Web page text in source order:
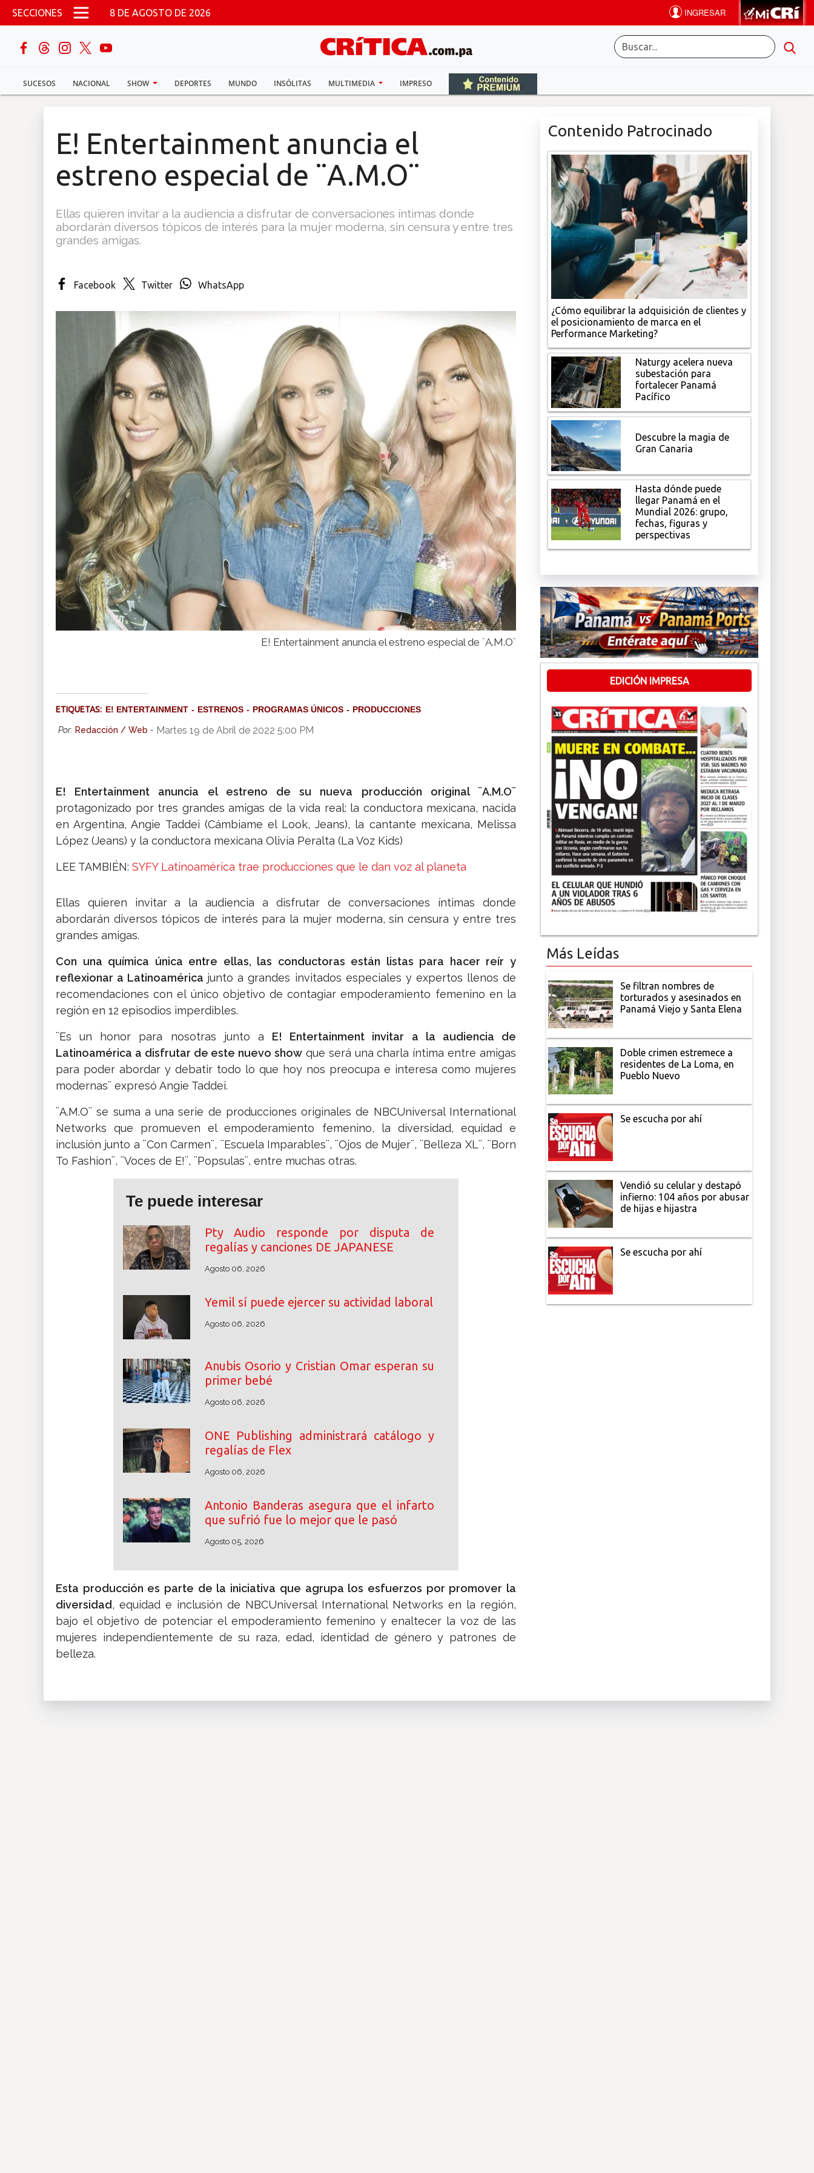
Pasar al contenido principal
SECCIONES 8 DE AGOSTO DE 2026
SUCESOS NACIONAL SHOW DEPORTES MUNDO INSÓLITAS MULTIMEDIA IMPRESO
buscar
Sucesos
E! Entertainment anuncia el
estreno especial de ¨A.M.O¨
Ellas quieren invitar a la audiencia a disfrutar de conversaciones íntimas donde
abordarán diversos tópicos de interés para la mujer moderna, sin censura y entre tres
grandes amigas.
Facebook Twitter WhatsApp
E! Entertainment anuncia el estreno especial de ¨A.M.O¨
ETIQUETAS: E! ENTERTAINMENT ESTRENOS PROGRAMAS ÚNICOS PRODUCCIONES
Por: Redacción / Web - Martes 19 de Abril de 2022 5:00 PM
E! Entertainment anuncia el estreno de su nueva producción original ¨A.M.O¨
protagonizado por tres grandes amigas de la vida real: la conductora mexicana, nacida
en Argentina, Angie Taddei (Cámbiame el Look, Jeans), la cantante mexicana, Melissa
López (Jeans) y la conductora mexicana Olivia Peralta (La Voz Kids)
LEE TAMBIÉN: SYFY Latinoamérica trae producciones que le dan voz al planeta
Ellas quieren invitar a la audiencia a disfrutar de conversaciones íntimas donde
abordarán diversos tópicos de interés para la mujer moderna, sin censura y entre tres
grandes amigas.
Con una química única entre ellas, las conductoras están listas para hacer reír y
reflexionar a Latinoamérica junto a grandes invitados especiales y expertos llenos de
recomendaciones con el único objetivo de contagiar empoderamiento femenino en la
región en 12 episodios imperdibles.
¨Es un honor para nosotras junto a E! Entertainment invitar a la audiencia de
Latinoamérica a disfrutar de este nuevo show que será una charla íntima entre amigas
para poder abordar y debatir todo lo que hoy nos preocupa e interesa como mujeres
modernas¨ expresó Angie Taddei.
¨A.M.O¨ se suma a una serie de producciones originales de NBCUniversal International
Networks que promueven el empoderamiento femenino, la diversidad, equidad e
inclusión junto a ¨Con Carmen¨, ¨Escuela Imparables¨, ¨Ojos de Mujer¨, ¨Belleza XL¨, ¨Born
To Fashion¨, ¨Voces de E!¨, ¨Popsulas¨, entre muchas otras.
Te puede interesar
Pty Audio responde por disputa de
regalías y canciones DE JAPANESE
Agosto 06, 2026
Yemil sí puede ejercer su actividad laboral
Agosto 06, 2026
Anubis Osorio y Cristian Omar esperan su
primer bebé
Agosto 06, 2026
ONE Publishing administrará catálogo y
regalías de Flex
Agosto 06, 2026
Antonio Banderas asegura que el infarto
que sufrió fue lo mejor que le pasó
Agosto 05, 2026
Esta producción es parte de la iniciativa que agrupa los esfuerzos por promover la
diversidad, equidad e inclusión de NBCUniversal International Networks en la región,
bajo el objetivo de potenciar el empoderamiento femenino y enaltecer la voz de las
mujeres independientemente de su raza, edad, identidad de género y patrones de
belleza.
Contenido Patrocinado
¿Cómo equilibrar la adquisición de clientes y
el posicionamiento de marca en el
Performance Marketing?
Naturgy acelera nueva
subestación para
fortalecer Panamá
Pacífico
Descubre la magia de
Gran Canaria
Hasta dónde puede
llegar Panamá en el
Mundial 2026: grupo,
fechas, figuras y
perspectivas
EDICIÓN IMPRESA
Más Leídas
Se filtran nombres de
torturados y asesinados en
Panamá Viejo y Santa Elena
Doble crimen estremece a
residentes de La Loma, en
Pueblo Nuevo
Se escucha por ahí
Vendió su celular y destapó
infierno: 104 años por abusar
de hijas e hijastra
Se escucha por ahí